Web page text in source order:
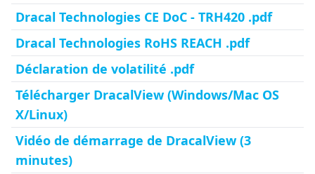
Dracal Technologies CE DoC - TRH420 .pdf
Dracal Technologies RoHS REACH .pdf
Déclaration de volatilité .pdf
Télécharger DracalView (Windows/Mac OS
X/Linux)
Vidéo de démarrage de DracalView (3
minutes)